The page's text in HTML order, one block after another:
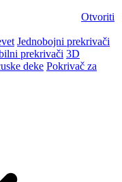
Otvoriti
Jednobojni prekrivači
prekrivači 3D
deke Pokrivač za